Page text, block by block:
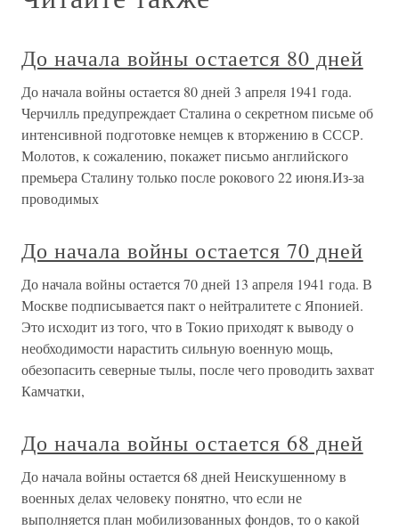
До начала войны остается 80 дней
До начала войны остается 80 дней 3 апреля 1941 года.
Черчилль предупреждает Сталина о секретном письме об
интенсивной подготовке немцев к вторжению в СССР.
Молотов, к сожалению, покажет письмо английского
премьера Сталину только после рокового 22 июня.Из-за
проводимых
До начала войны остается 70 дней
До начала войны остается 70 дней 13 апреля 1941 года. В
Москве подписывается пакт о нейтралитете с Японией.
Это исходит из того, что в Токио приходят к выводу о
необходимости нарастить сильную военную мощь,
обезопасить северные тылы, после чего проводить захват
Камчатки,
До начала войны остается 68 дней
До начала войны остается 68 дней Неискушенному в
военных делах человеку понятно, что если не
выполняется план мобилизованных фондов, то о какой